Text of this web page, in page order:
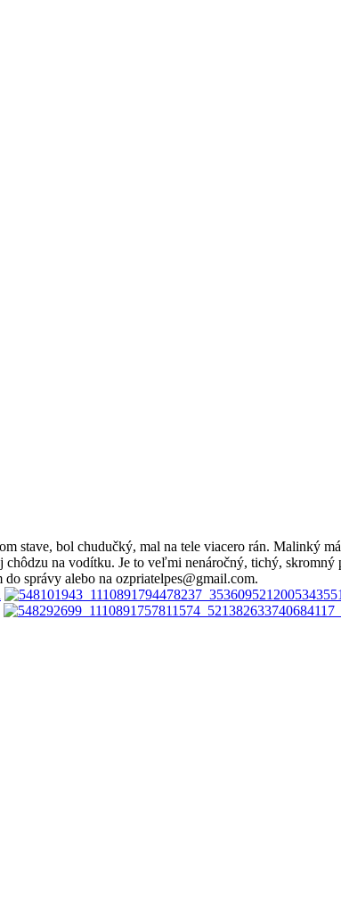
stave, bol chudučký, mal na tele viacero rán. Malinký
chôdzu na vodítku. Je to veľmi nenáročný, tichý,
správy alebo na ozpriatelpes@gmail.com.